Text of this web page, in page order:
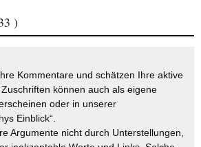
)
Kommentare und schätzen Ihre aktive
können auch als eigene
oder in unserer
Einblick“.
Argumente nicht durch Unterstellungen,